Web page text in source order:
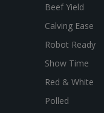
Beef Yield
Calving Ease
Robot Ready
Show Time
Red & White
Polled